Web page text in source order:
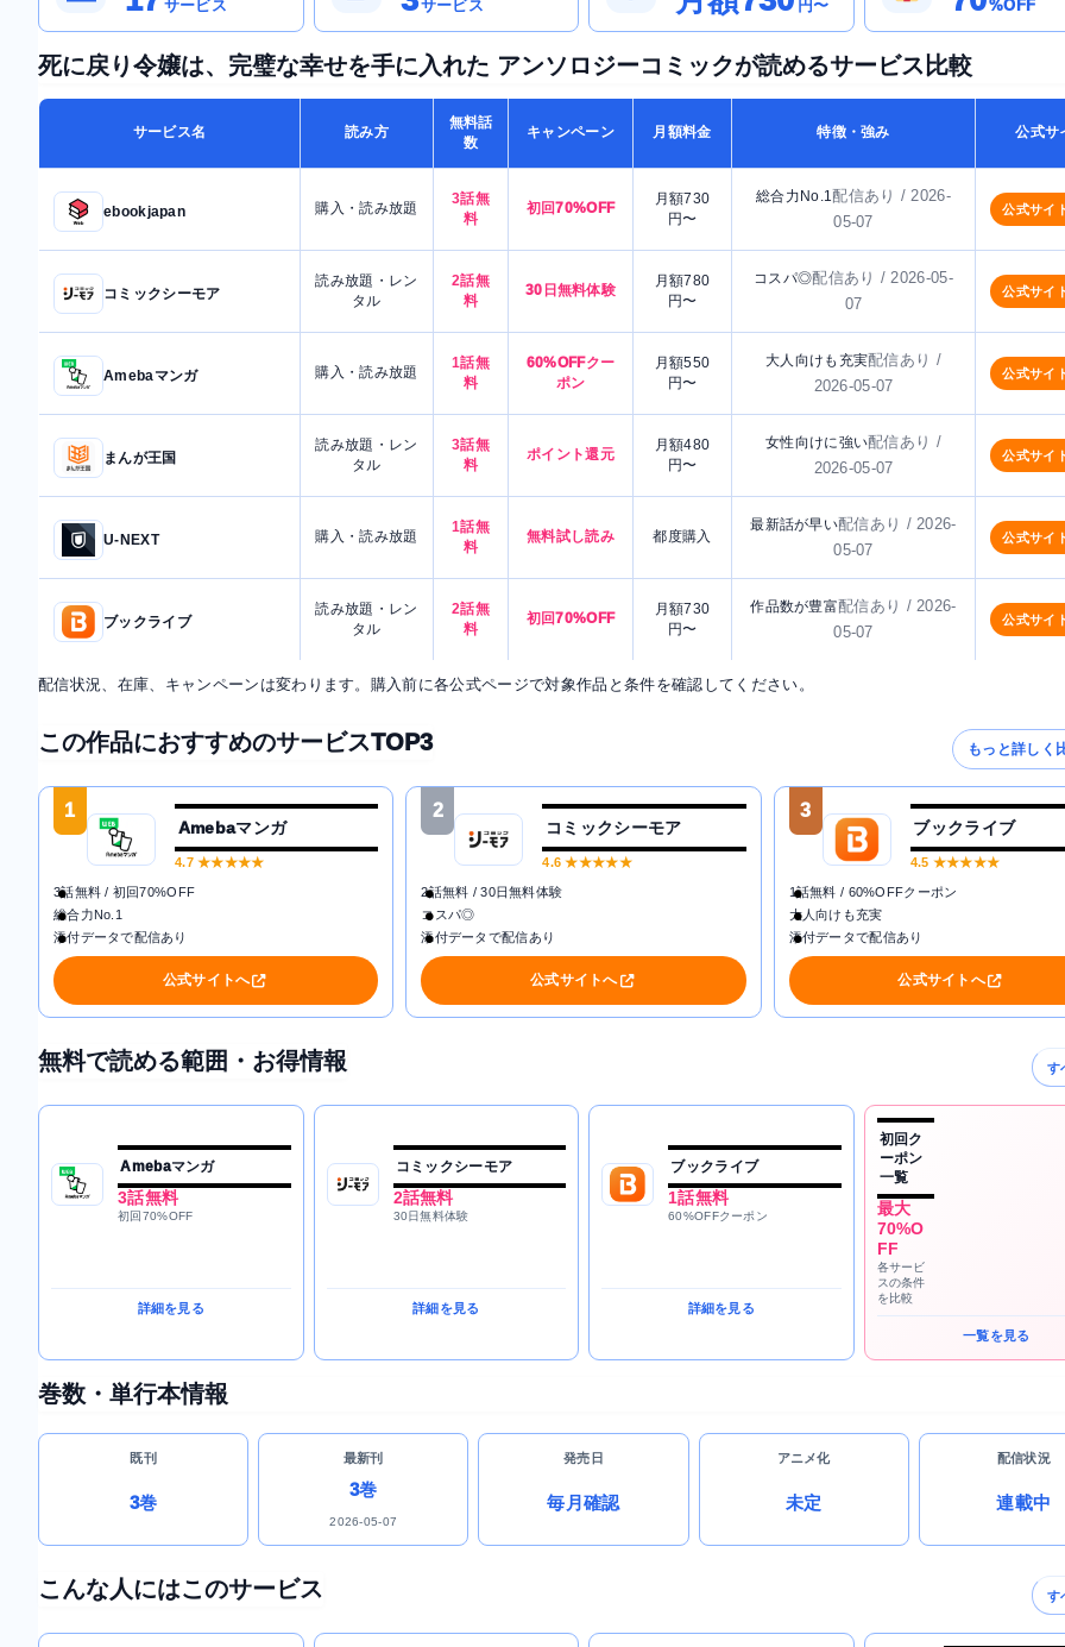
サービス サービス 円〜 %OFF
死に戻り令嬢は、完璧な幸せを手に入れた アンソロジーコミックが読めるサービス比較
サービス名 読み方
無料話
数
キャンペーン 月額料金 特徴・強み 公式サ
ebookjapan 購入・読み放題
3話無
料
初回70%OFF
月額730
円〜
総合力No.1配信あり / 2026-
05-07
公式サイ
コミックシーモア
読み放題・レン
タル
2話無
料
30日無料体験
月額780
円〜
コスパ◎配信あり / 2026-05-
07
公式サイ
Amebaマンガ 購入・読み放題
1話無
料
60%OFFクー
ポン
月額550
円〜
大人向けも充実配信あり /
2026-05-07
公式サイ
まんが王国
読み放題・レン
タル
3話無
料
ポイント還元
月額480
円〜
女性向けに強い配信あり /
2026-05-07
公式サイ
U-NEXT 購入・読み放題
1話無
料
無料試し読み 都度購入
最新話が早い配信あり / 2026-
05-07
公式サイ
ブックライブ
読み放題・レン
タル
2話無
料
初回70%OFF
月額730
円〜
作品数が豊富配信あり / 2026-
05-07
公式サイ
配信状況、在庫、キャンペーンは変わります。購入前に各公式ページで対象作品と条件を確認してください。
この作品におすすめのサービスTOP3 もっと詳しく
1
Amebaマンガ
4.7★★★★★
3話無料 / 初回70%OFF
総合力No.1
添付データで配信あり
公式サイトへ
2
コミックシーモア
4.6 ★★★★★
2話無料 / 30日無料体験
コスパ◎
添付データで配信あり
公式サイトへ
3
ブックライブ
4.5 ★★★★★
1話無料 / 60%OFFクーポン
大人向けも充実
添付データで配信あり
公式サイトへ
無料で読める範囲・お得情報 す
Amebaマンガ
3話無料
初回70%OFF
詳細を見る
コミックシーモア
2話無料
30日無料体験
詳細を見る
ブックライブ
1話無料
60%OFFクーポン
詳細を見る
初回ク
ーポン
一覧
最大
70%O
FF
各サービ
スの条件
を比較
一覧を見る
巻数・単行本情報
既刊
3巻
最新刊
3巻
2026-05-07
発売日
毎月確認
アニメ化
未定
配信状況
連載中
こんな人にはこのサービス す